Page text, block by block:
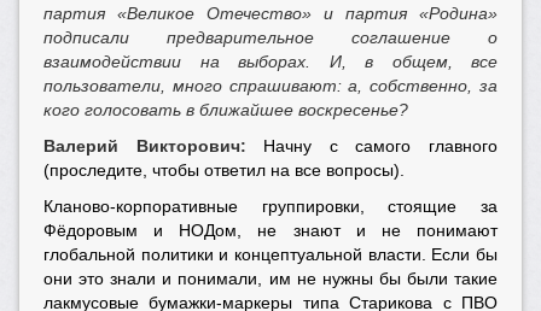
партия «Великое Отечество» и партия «Родина»
подписали предварительное соглашение о
взаимодействии на выборах. И, в общем, все
пользователи, много спрашивают: а, собственно, за
кого голосовать в ближайшее воскресенье?
Валерий Викторович: Начну с самого главного
(проследите, чтобы ответил на все вопросы).
Кланово-корпоративные группировки, стоящие за
Фёдоровым и НОДом, не знают и не понимают
глобальной политики и концептуальной власти. Если бы
они это знали и понимали, им не нужны бы были такие
лакмусовые бумажки-маркеры типа Старикова с ПВО